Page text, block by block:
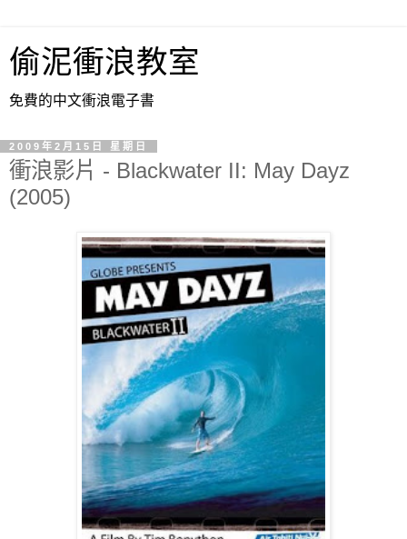
偷泥衝浪教室
免費的中文衝浪電子書
2009年2月15日 星期日
衝浪影片 - Blackwater II: May Dayz
(2005)